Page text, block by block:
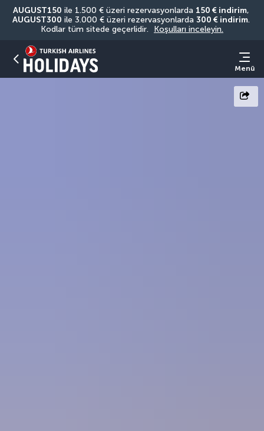
AUGUST150 ile 1.500 € üzeri rezervasyonlarda 150 € indirim
AUGUST300 ile 3.000 € üzeri rezervasyonlarda 300 € indirim.
Kodlar tüm sitede geçerlidir.
Koşulları inceleyin.
Menü